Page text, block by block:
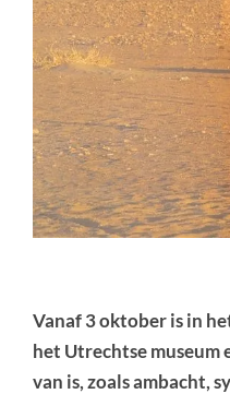
Vanaf 3 oktober is in
het Utrechtse museum
van is, zoals ambacht,